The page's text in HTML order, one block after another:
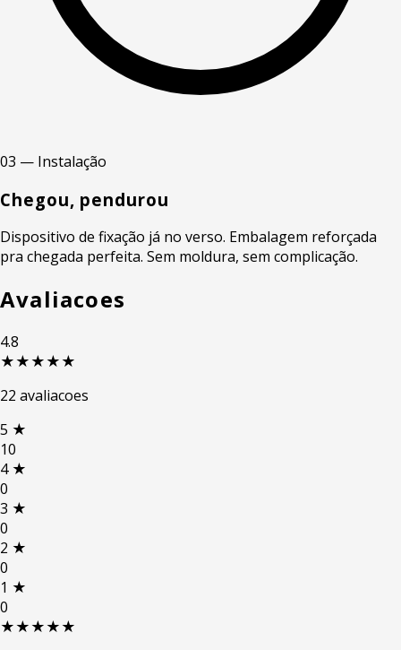
03 — Instalação
Chegou, pendurou
Dispositivo de fixação já no verso. Embalagem reforçada
pra chegada perfeita. Sem moldura, sem complicação.
Avaliacoes
4.8
★★★★★
22 avaliacoes
5 ★
10
4 ★
0
3 ★
0
2 ★
0
1 ★
0
★★★★★